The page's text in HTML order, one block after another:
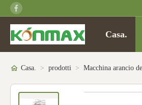
Casa.
Casa. > prodotti > Macchina arancio